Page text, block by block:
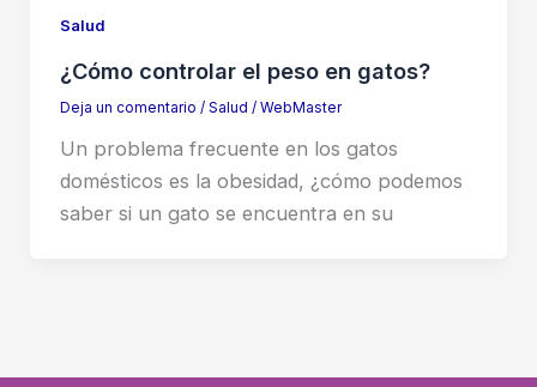
Salud
¿Cómo controlar el peso en gatos?
Deja un comentario / Salud / WebMaster
Un problema frecuente en los gatos
domésticos es la obesidad, ¿cómo podemos
saber si un gato se encuentra en su